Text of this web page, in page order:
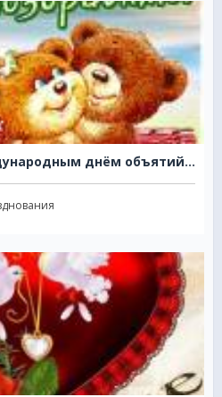
Поздравления с Международным днём объятий в стихах